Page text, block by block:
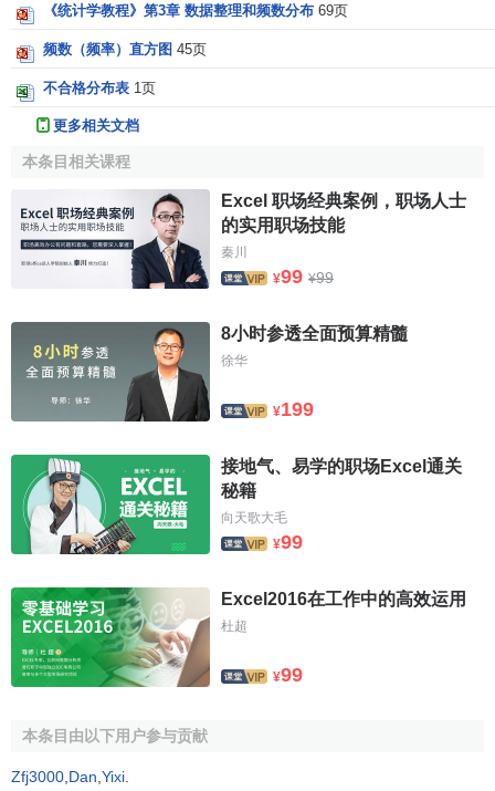
（smallest value），求极差
极差等于最大值减最小值。本例最大值=128.3，最小值
=110.8，则极差=128.3-110.8=17.5(cm )
组数的多少是根据例数的多少来确定的，以能够反映出
频数分布的特征为原则，一般分10—15组。组距为相邻两组
的间隔，组距=极差/组数。本例拟分10组，则组距
本例组距也可取1.5)。
3、确定组段。
第一组段包括要最小值，取较最小值稍小且划分方便的
数，本例取“110～”。最后组段包括最大值并写出其上限值。
4、划记。
将各观察值以划“正”字的方法，一笔代表一例，划在相应
117.2应在“116～”处划，以此类推。
5、统计各组段的频数。
的人数。
征。
《统计学教程》第3章 数据整理和频数分布 69页
频数（频率）直方图 45页
不合格分布表 1页
更多相关文档
本条目相关课程
Excel 职场经典案例，职场人士
的实用职场技能
秦川
¥99 ¥99
8小时参透全面预算精髓
徐华
¥199
接地气、易学的职场Excel通关
秘籍
向天歌大毛
¥99
Excel2016在工作中的高效运用
杜超
¥99
本条目由以下用户参与贡献
Zfj3000 Dan Yixi